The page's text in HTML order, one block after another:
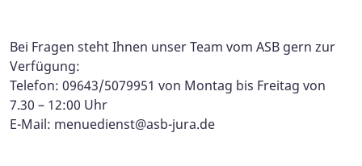
Bei Fragen steht Ihnen unser Team vom ASB gern zur
Verfügung:
Telefon: 09643/5079951 von Montag bis Freitag von
7.30 – 12:00 Uhr
E-Mail: menuedienst@asb-jura.de